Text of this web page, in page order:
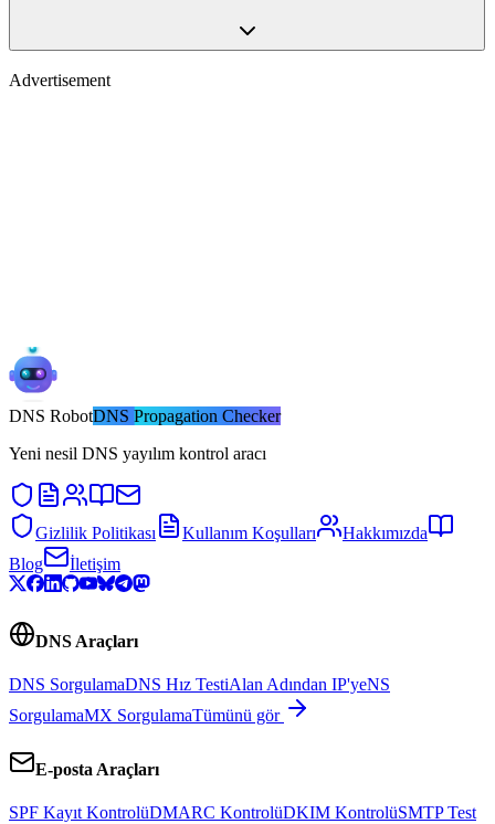
Advertisement
DNS RobotDNS Propagation Checker
Yeni nesil DNS yayılım kontrol aracı
Gizlilik Politikası Kullanım Koşulları
Hakkımızda
Blog
İletişim
DNS Araçları
DNS SorgulamaDNS Hız TestiAlan Adından IP'yeNS
SorgulamaMX SorgulamaTümünü gör
E-posta Araçları
SPF Kayıt KontrolüDMARC KontrolüDKIM KontrolüSMTP Test